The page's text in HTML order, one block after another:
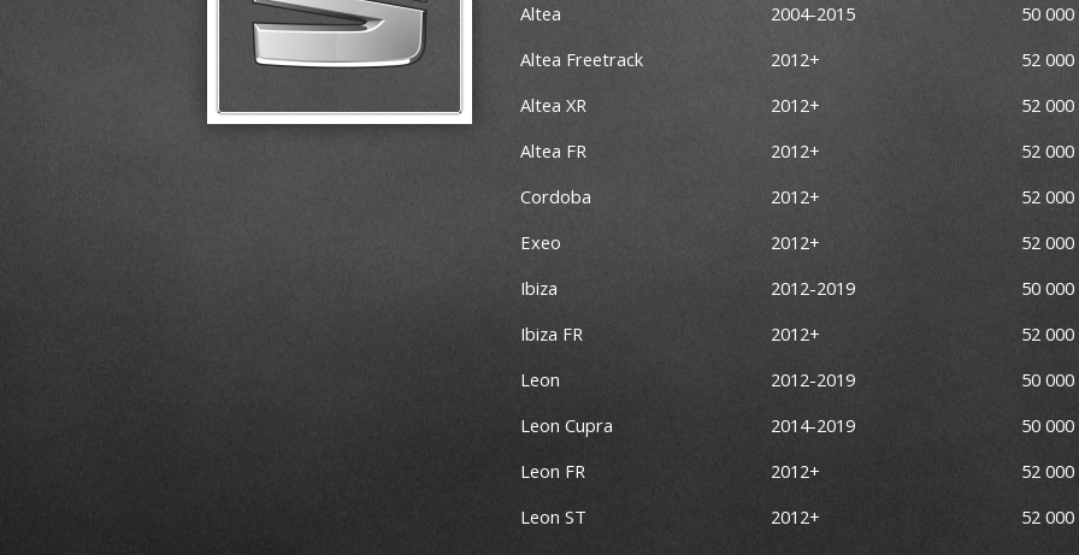
Altea
2004-2015
50 000
Altea Freetrack
Altea XR
Altea FR
Cordoba
Exeo
Ibiza
Ibiza FR
Leon
Leon Cupra
Leon FR
Leon ST
2012+
2012+
2012+
2012+
2012+
2012-2019
2012+
2012-2019
2014-2019
2012+
2012+
52 000
52 000
52 000
52 000
52 000
50 000
52 000
50 000
50 000
52 000
52 000